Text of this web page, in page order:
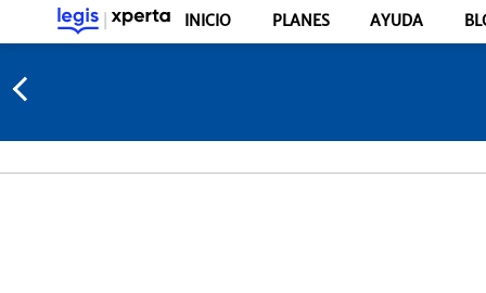
INICIO PLANES AYUDA